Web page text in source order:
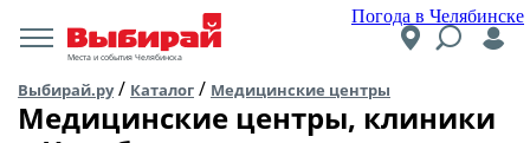
Погода в Челябинске
Места и события Челябинска
Выбирай.ру/ Каталог / Медицинские центры
Медицинские центры, клиники